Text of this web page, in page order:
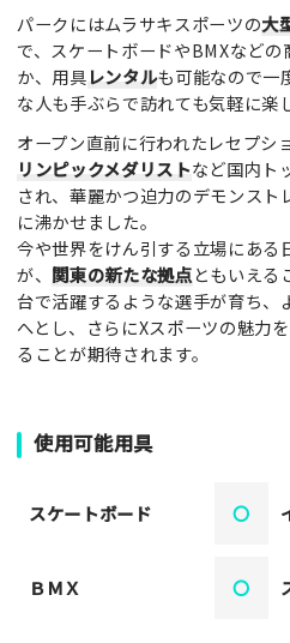
パークにはムラサキスポーツの大
で、スケートボードやBMXなど
か、用具レンタルも可能なので一
な人も手ぶらで訪れても気軽に楽
オープン直前に行われたレセプシ
リンピックメダリストなど国内ト
され、華麗かつ迫力のデモンスト
に沸かせました。
今や世界をけん引する立場にある
が、 関東の新たな拠点ともいえる
台で活躍するような選手が育ち、
へとし、さらにXスポーツの魅力
ることが期待されます。
使用可能用具
スケートボード 〇
ＢＭＸ 〇